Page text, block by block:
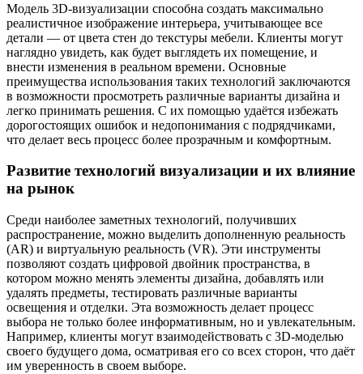
Модель 3D-визуализации способна создать максимально
реалистичное изображение интерьера, учитывающее все
детали — от цвета стен до текстуры мебели. Клиенты могут
наглядно увидеть, как будет выглядеть их помещение, и
внести изменения в реальном времени. Основные
преимущества использования таких технологий заключаются
в возможности просмотреть различные варианты дизайна и
легко принимать решения. С их помощью удаётся избежать
дорогостоящих ошибок и недопонимания с подрядчиками,
что делает весь процесс более прозрачным и комфортным.
Развитие технологий визуализации и их влияние
на рынок
Среди наиболее заметных технологий, получивших
распространение, можно выделить дополненную реальность
(AR) и виртуальную реальность (VR). Эти инструменты
позволяют создать цифровой двойник пространства, в
котором можно менять элементы дизайна, добавлять или
удалять предметы, тестировать различные варианты
освещения и отделки. Эта возможность делает процесс
выбора не только более информативным, но и увлекательным.
Например, клиенты могут взаимодействовать с 3D-моделью
своего будущего дома, осматривая его со всех сторон, что даёт
им уверенность в своем выборе.